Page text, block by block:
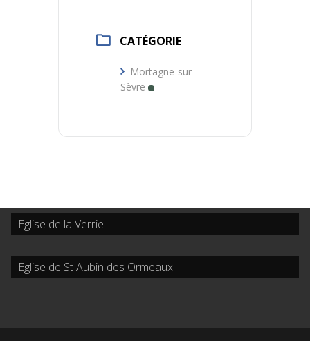
CATÉGORIE
Mortagne-sur-
Sèvre
Eglise de la Verrie
Eglise de St Aubin des Ormeaux